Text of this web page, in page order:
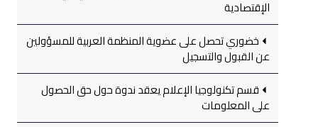
الإقتصادية
خضوري تحصل على عضوية المنظمة العربية للمسؤولين
عن القبول والتسجيل
قسم تكنولوجيا الإعلام يعقد ندوة حول حق الحصول
على المعلومات